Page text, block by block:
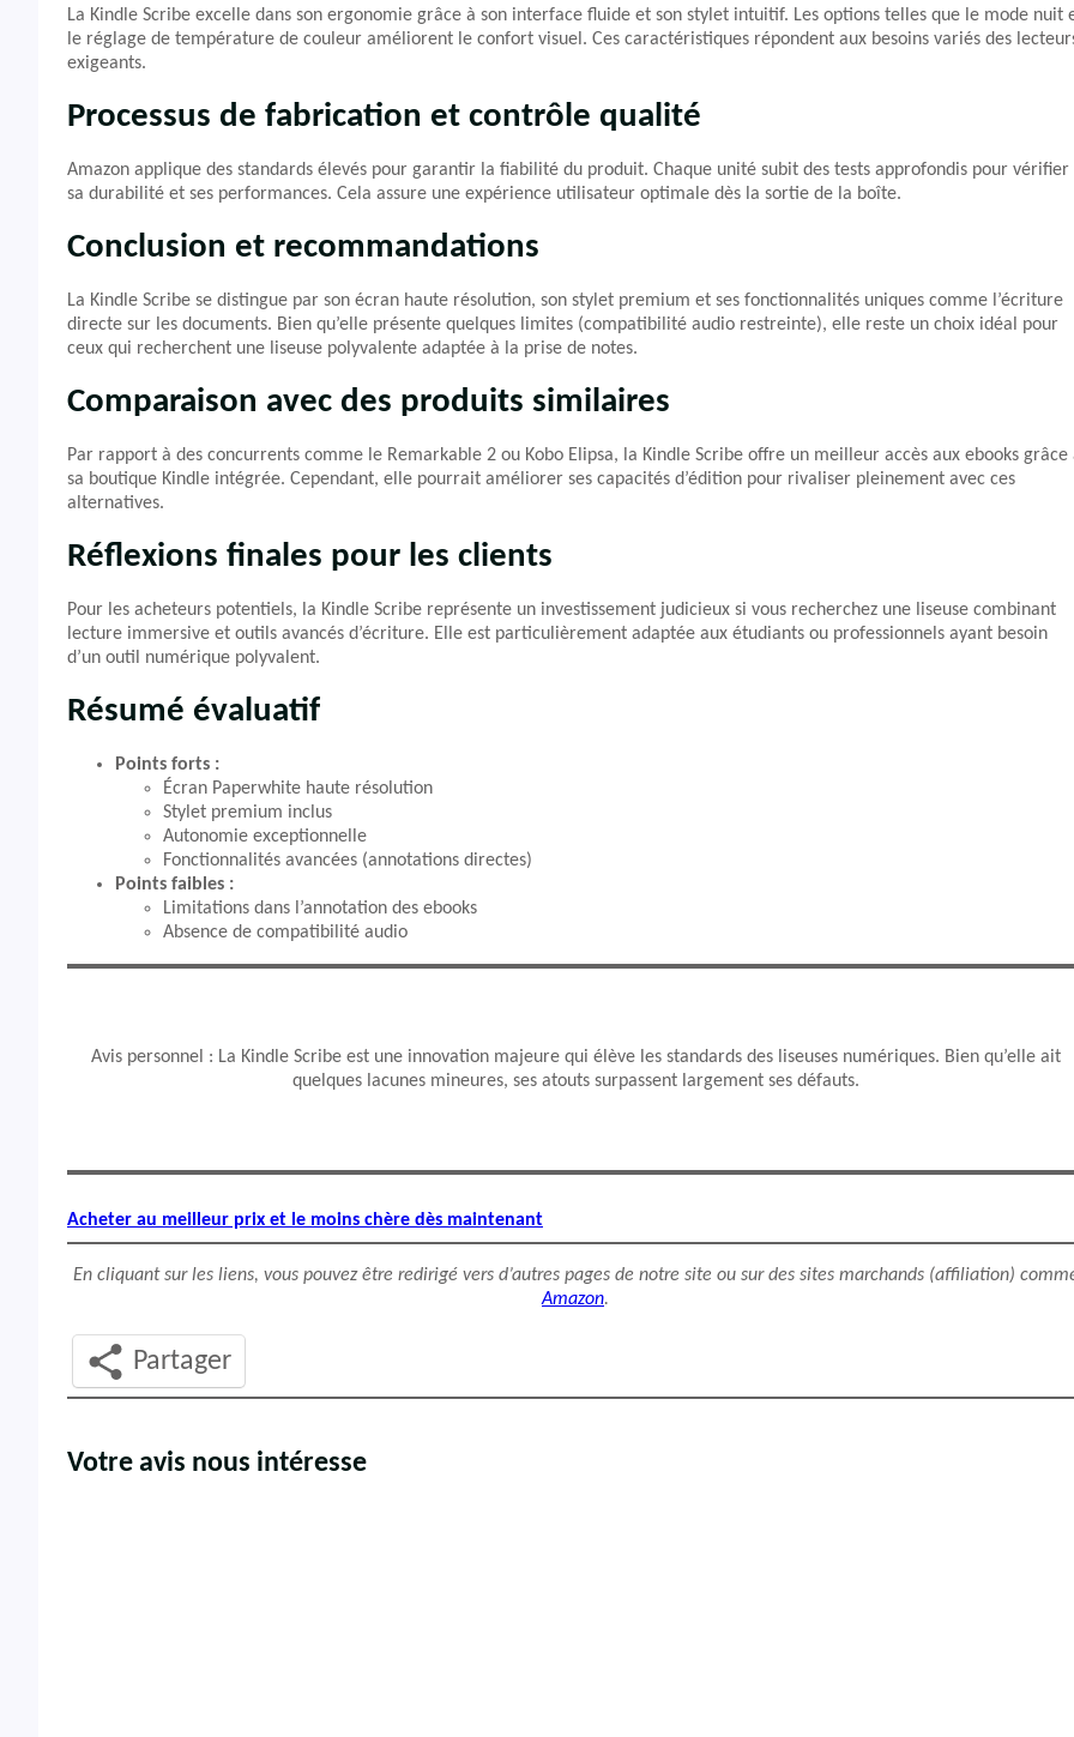
La Kindle Scribe excelle dans son ergonomie grâce à son interface fluide et son stylet intuitif. Les options telles que le mode nuit
le réglage de température de couleur améliorent le confort visuel. Ces caractéristiques répondent aux besoins variés des
exigeants.
Processus de fabrication et contrôle qualité
Amazon applique des standards élevés pour garantir la fiabilité du produit. Chaque unité subit des tests approfondis pour vérifier
sa durabilité et ses performances. Cela assure une expérience utilisateur optimale dès la sortie de la boîte.
Conclusion et recommandations
La Kindle Scribe se distingue par son écran haute résolution, son stylet premium et ses fonctionnalités uniques comme l’écriture
directe sur les documents. Bien qu’elle présente quelques limites (compatibilité audio restreinte), elle reste un choix idéal pour
ceux qui recherchent une liseuse polyvalente adaptée à la prise de notes.
Comparaison avec des produits similaires
Par rapport à des concurrents comme le Remarkable 2 ou Kobo Elipsa, la Kindle Scribe offre un meilleur accès aux ebooks grâce
sa boutique Kindle intégrée. Cependant, elle pourrait améliorer ses capacités d’édition pour rivaliser pleinement avec ces
alternatives.
Réflexions finales pour les clients
Pour les acheteurs potentiels, la Kindle Scribe représente un investissement judicieux si vous recherchez une liseuse combinant
lecture immersive et outils avancés d’écriture. Elle est particulièrement adaptée aux étudiants ou professionnels ayant besoin
d’un outil numérique polyvalent.
Résumé évaluatif
Points forts :
Écran Paperwhite haute résolution
Stylet premium inclus
Autonomie exceptionnelle
Fonctionnalités avancées (annotations directes)
Points faibles :
Limitations dans l’annotation des ebooks
Absence de compatibilité audio
Avis personnel : La Kindle Scribe est une innovation majeure qui élève les standards des liseuses numériques. Bien qu’elle ait
quelques lacunes mineures, ses atouts surpassent largement ses défauts.
Acheter au meilleur prix et le moins chère dès maintenant
En cliquant sur les liens, vous pouvez être redirigé vers d’autres pages de notre site ou sur des sites marchands (affiliation)
Amazon.
Partager
Votre avis nous intéresse